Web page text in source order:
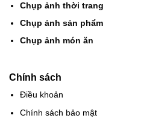
Chụp ảnh thời trang
Chụp ảnh sản phẩm
Chụp ảnh món ăn
Chính sách
Điều khoản
Chính sách bảo mật